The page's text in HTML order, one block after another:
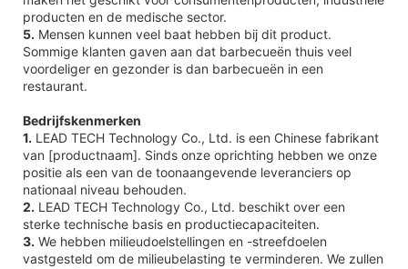
producten en de medische sector.
5. Mensen kunnen veel baat hebben bij dit product.
Sommige klanten gaven aan dat barbecueën thuis veel
voordeliger en gezonder is dan barbecueën in een
restaurant.
Bedrijfskenmerken
1. LEAD TECH Technology Co., Ltd. is een Chinese fabrikant
van [productnaam]. Sinds onze oprichting hebben we onze
positie als een van de toonaangevende leveranciers op
nationaal niveau behouden.
2. LEAD TECH Technology Co., Ltd. beschikt over een
sterke technische basis en productiecapaciteiten.
3. We hebben milieudoelstellingen en -streefdoelen
vastgesteld om de milieubelasting te verminderen. We zullen